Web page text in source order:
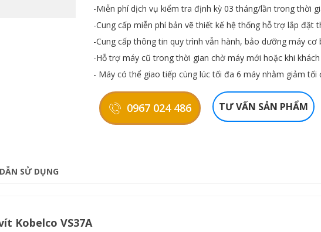
-Miễn phí dịch vụ kiểm tra định kỳ 03 tháng/lần trong thời
-Cung cấp miễn phí bản vẽ thiết kế hệ thống hỗ trợ lắp đặt
-Cung cấp thông tin quy trình vẫn hành, bảo dưỡng máy cơ
-Hỗ trợ máy cũ trong thời gian chờ máy mới hoặc khi
- Máy có thể giao tiếp cùng lúc tối đa 6 máy nhằm giảm tối
0967 024 486 TƯ VẤN SẢN PHẨM
SỬ DỤNG
Kobelco VS37A